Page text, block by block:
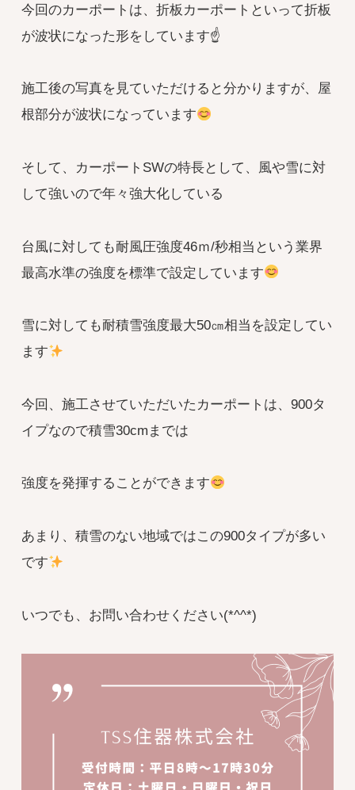
今回のカーポートは、折板カーポートといって折板
が波状になった形をしています☝️
施工後の写真を見ていただけると分かりますが、屋
根部分が波状になっています
そして、カーポートSWの特長として、風や雪に対
して強いので年々強大化している
台風に対しても耐風圧強度46ｍ/秒相当という業界
最高水準の強度を標準で設定しています
雪に対しても耐積雪強度最大50㎝相当を設定してい
ます
今回、施工させていただいたカーポートは、900タ
イプなので積雪30cmまでは
強度を発揮することができます
あまり、積雪のない地域ではこの900タイプが多い
です
いつでも、お問い合わせください(*^^*)